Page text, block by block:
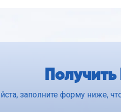
заполните форму ниже,